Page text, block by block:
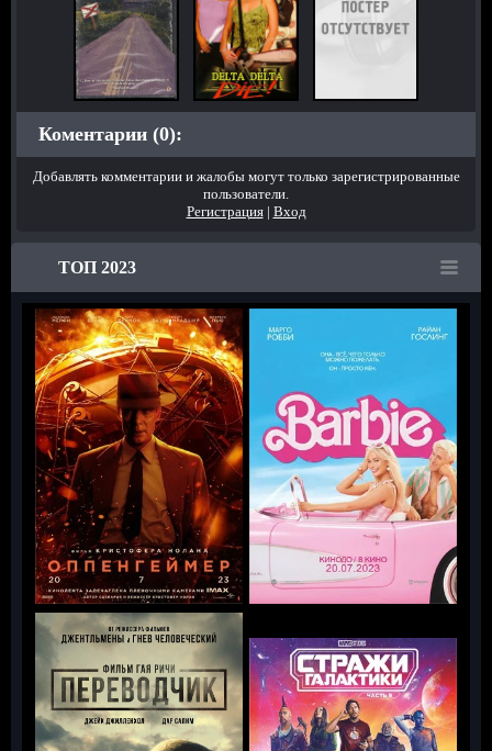
Коментарии (0):
Добавлять комментарии и жалобы могут только зарегистрированные
пользователи.
Регистрация| Вход
ТОП 2023